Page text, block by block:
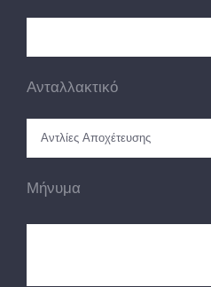
Ανταλλακτικό
Μήνυμα